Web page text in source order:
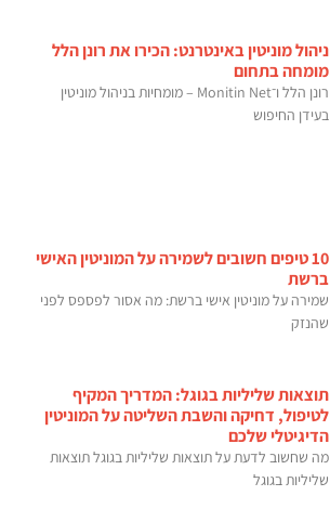
ניהול מוניטין באינטרנט: הכירו את רונן הלל
מומחה בתחום
רונן הלל ו־Monitin Net – מומחיות בניהול מוניטין
בעידן החיפוש
10 טיפים חשובים לשמירה על המוניטין האישי
ברשת
שמירה על מוניטין אישי ברשת: מה אסור לפספס לפני
שהנזק
תוצאות שליליות בגוגל: המדריך המקיף
לטיפול, דחיקה והשבת השליטה על המוניטין
הדיגיטלי שלכם
מה שחשוב לדעת על תוצאות שליליות בגוגל תוצאות
שליליות בגוגל